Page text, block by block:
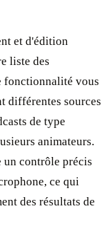
et d'édition
liste des
fonctionnalité vous
différentes sources
de type
animateurs.
un contrôle précis
ce qui
des résultats de